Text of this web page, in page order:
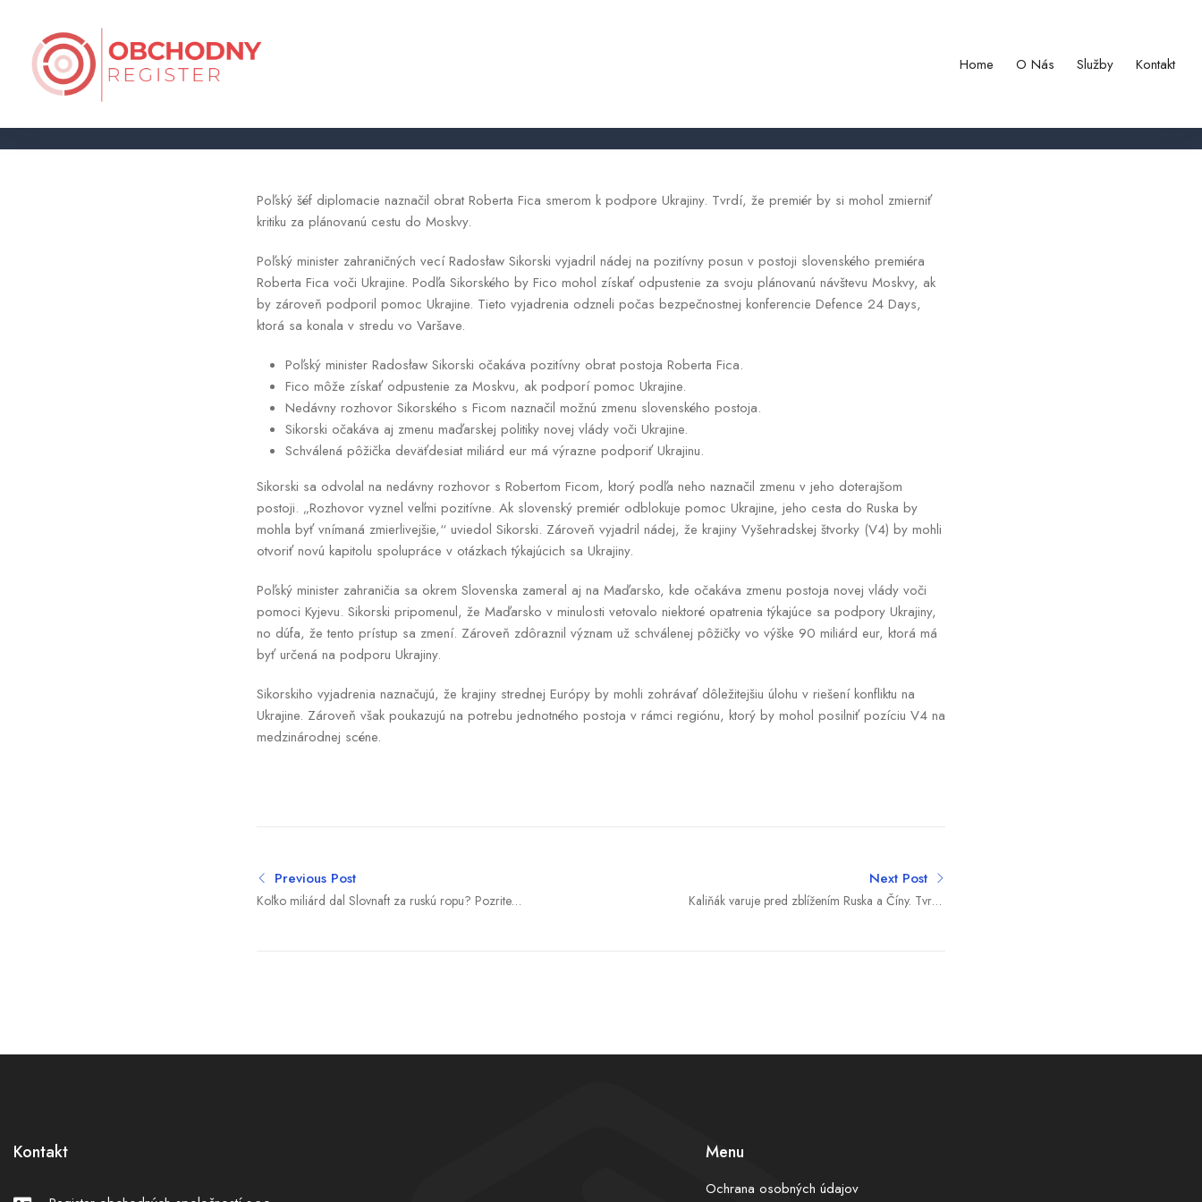
Home O Nás Služby Kontakt
Sikorski vidí šancu na obrat u Fica. Odpustenie za Moskvu podmieňuje odblokovaním pomoci
Poľský šéf diplomacie naznačil obrat Roberta Fica smerom k podpore Ukrajiny. Tvrdí, že premiér by si mohol zmierniť
kritiku za plánovanú cestu do Moskvy.
Poľský minister zahraničných vecí Radosław Sikorski vyjadril nádej na pozitívny posun v postoji slovenského premiéra
Roberta Fica voči Ukrajine. Podľa Sikorského by Fico mohol získať odpustenie za svoju plánovanú návštevu Moskvy, ak
by zároveň podporil pomoc Ukrajine. Tieto vyjadrenia odzneli počas bezpečnostnej konferencie Defence 24 Days,
ktorá sa konala v stredu vo Varšave.
Poľský minister Radosław Sikorski očakáva pozitívny obrat postoja Roberta Fica.
Fico môže získať odpustenie za Moskvu, ak podporí pomoc Ukrajine.
Nedávny rozhovor Sikorského s Ficom naznačil možnú zmenu slovenského postoja.
Sikorski očakáva aj zmenu maďarskej politiky novej vlády voči Ukrajine.
Schválená pôžička deväťdesiat miliárd eur má výrazne podporiť Ukrajinu.
Sikorski sa odvolal na nedávny rozhovor s Robertom Ficom, ktorý podľa neho naznačil zmenu v jeho doterajšom
postoji. „Rozhovor vyznel veľmi pozitívne. Ak slovenský premiér odblokuje pomoc Ukrajine, jeho cesta do Ruska by
mohla byť vnímaná zmierlivejšie,“ uviedol Sikorski. Zároveň vyjadril nádej, že krajiny Vyšehradskej štvorky (V4) by mohli
otvoriť novú kapitolu spolupráce v otázkach týkajúcich sa Ukrajiny.
Poľský minister zahraničia sa okrem Slovenska zameral aj na Maďarsko, kde očakáva zmenu postoja novej vlády voči
pomoci Kyjevu. Sikorski pripomenul, že Maďarsko v minulosti vetovalo niektoré opatrenia týkajúce sa podpory Ukrajiny,
no dúfa, že tento prístup sa zmení. Zároveň zdôraznil význam už schválenej pôžičky vo výške 90 miliárd eur, ktorá má
byť určená na podporu Ukrajiny.
Sikorskiho vyjadrenia naznačujú, že krajiny strednej Európy by mohli zohrávať dôležitejšiu úlohu v riešení konfliktu na
Ukrajine. Zároveň však poukazujú na potrebu jednotného postoja v rámci regiónu, ktorý by mohol posilniť pozíciu V4 na
medzinárodnej scéne.
Previous Post
Koľko miliárd dal Slovnaft za ruskú ropu? Pozrite
Next Post
Kaliňák varuje pred zblížením Ruska a Číny. Tvrdí,
Kontakt Menu
Ochrana osobných údajov